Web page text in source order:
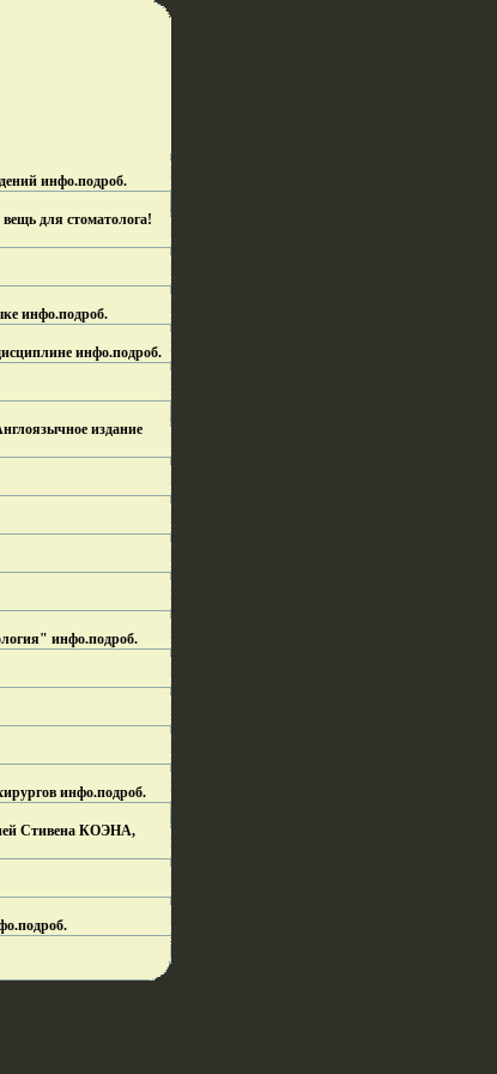
инфо.подроб.
для стоматолога!
инфо.подроб.
инфо.подроб.
издание
инфо.подроб.
инфо.подроб.
Стивена КОЭНА,
подроб.